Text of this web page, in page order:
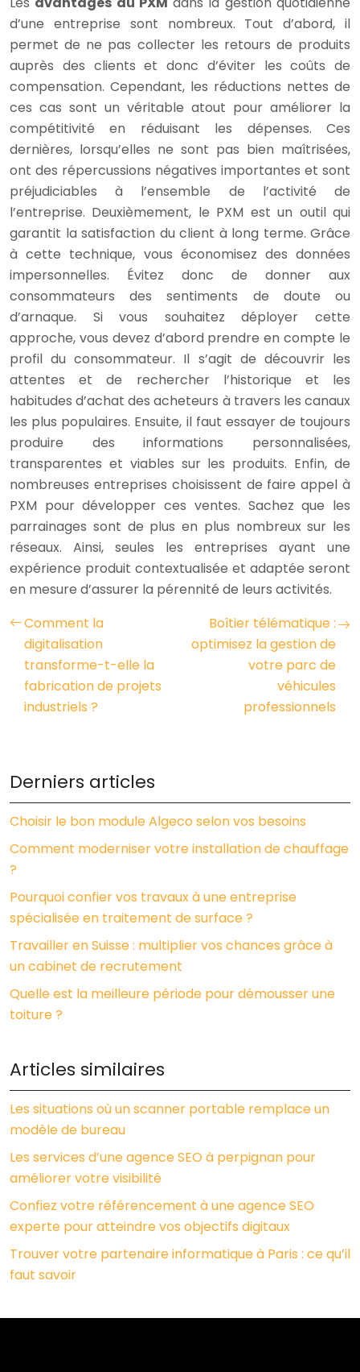
d’une entreprise sont nombreux. Tout d’abord, il
permet de ne pas collecter les retours de produits
auprès des clients et donc d’éviter les coûts de
compensation. Cependant, les réductions nettes de
ces cas sont un véritable atout pour améliorer la
compétitivité en réduisant les dépenses. Ces
dernières, lorsqu’elles ne sont pas bien maîtrisées,
ont des répercussions négatives importantes et sont
préjudiciables à l’ensemble de l’activité de
l’entreprise. Deuxièmement, le PXM est un outil qui
garantit la satisfaction du client à long terme. Grâce
à cette technique, vous économisez des données
impersonnelles. Évitez donc de donner aux
consommateurs des sentiments de doute ou
d’arnaque. Si vous souhaitez déployer cette
approche, vous devez d’abord prendre en compte le
profil du consommateur. Il s’agit de découvrir les
attentes et de rechercher l’historique et les
habitudes d’achat des acheteurs à travers les canaux
les plus populaires. Ensuite, il faut essayer de toujours
produire des informations personnalisées,
transparentes et viables sur les produits. Enfin, de
nombreuses entreprises choisissent de faire appel à
PXM pour développer ces ventes. Sachez que les
parrainages sont de plus en plus nombreux sur les
réseaux. Ainsi, seules les entreprises ayant une
expérience produit contextualisée et adaptée seront
en mesure d’assurer la pérennité de leurs activités.
Comment la
digitalisation
transforme-t-elle la
fabrication de projets
industriels ?
Boîtier télématique :
optimisez la gestion de
votre parc de
véhicules
professionnels
Derniers articles
Choisir le bon module Algeco selon vos besoins
Comment moderniser votre installation de chauffage
?
Pourquoi confier vos travaux à une entreprise
spécialisée en traitement de surface ?
Travailler en Suisse : multiplier vos chances grâce à
un cabinet de recrutement
Quelle est la meilleure période pour démousser une
toiture ?
Articles similaires
Les situations où un scanner portable remplace un
modèle de bureau
Les services d’une agence SEO à perpignan pour
améliorer votre visibilité
Confiez votre référencement à une agence SEO
experte pour atteindre vos objectifs digitaux
Trouver votre partenaire informatique à Paris : ce qu’il
faut savoir